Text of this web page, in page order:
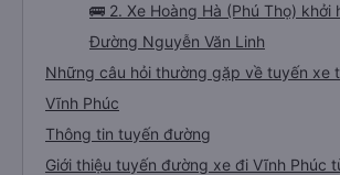
🚌 2. Xe Hoàng Hà (Phú Thọ) khởi
Đường Nguyễn Văn Linh
Những câu hỏi thường gặp về tuyến xe
Vĩnh Phúc
Thông tin tuyến đường
Giới thiệu tuyến đường xe đi Vĩnh Phúc